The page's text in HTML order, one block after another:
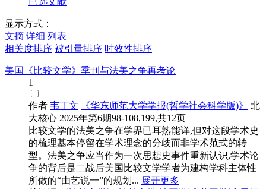
显示方式：
文摘 详细 列表
相关度排序 被引量排序 时效性排序
美国《比较文学》季刊与法美之争再考论
1
作者 韦丁文 《华东师范大学学报(哲学社会科学版)》
北
大核心 2025年第6期98-108,199,共12页
比较文学的法美之争在学界已耳熟能详,但对这段学术史
的梳理基本停留在学术理念的分歧而非学术范式的转
型。法美之争应当作为一次思想史事件重新认识,学术论
争的背后是二战后美国比较文学学者为建构学科主体性
所做的“由艺说一”的规划... 展开更多